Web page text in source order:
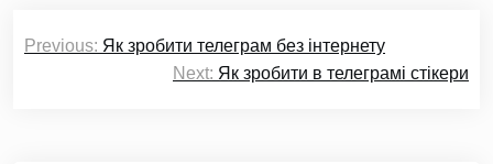
Previous: Як зробити телеграм без інтернету
Next: Як зробити в телеграмі стікери